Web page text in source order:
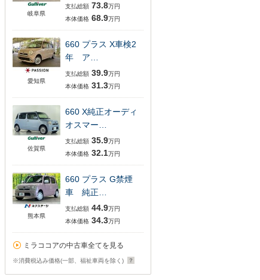
岐阜県
支払総額 73.8万円
本体価格 68.9万円
愛知県
660 プラス X車検2
年 ア…
支払総額 39.9万円
本体価格 31.3万円
佐賀県
660 X純正オーディ
オスマー…
支払総額 35.9万円
本体価格 32.1万円
熊本県
660 プラス G禁煙
車 純正…
支払総額 44.9万円
本体価格 34.3万円
ミラココアの中古車全てを見る
※消費税込み価格(一部、福祉車両を除く)